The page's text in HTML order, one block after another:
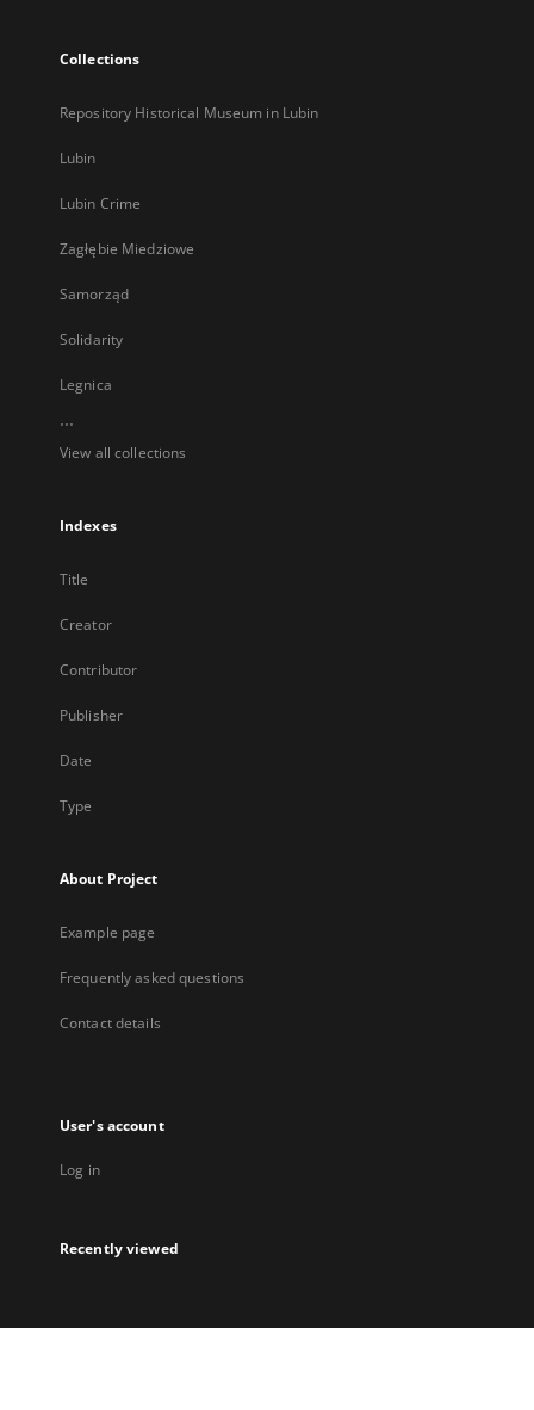
Collections
Repository Historical Museum in Lubin
Lubin
Lubin Crime
Zagłębie Miedziowe
Samorząd
Solidarity
Legnica
...
View all collections
Indexes
Title
Creator
Contributor
Publisher
Date
Type
About Project
Example page
Frequently asked questions
Contact details
User's account
Log in
Recently viewed